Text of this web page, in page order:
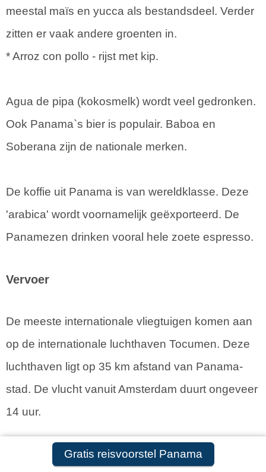
Gratis reisvoorstel Panama
meestal maïs en yucca als bestandsdeel. Verder
zitten er vaak andere groenten in.
* Arroz con pollo - rijst met kip.
Agua de pipa (kokosmelk) wordt veel gedronken.
Ook Panama`s bier is populair. Baboa en
Soberana zijn de nationale merken.
De koffie uit Panama is van wereldklasse. Deze
'arabica' wordt voornamelijk geëxporteerd. De
Panamezen drinken vooral hele zoete espresso.
Vervoer
De meeste internationale vliegtuigen komen aan
op de internationale luchthaven Tocumen. Deze
luchthaven ligt op 35 km afstand van Panama-
stad. De vlucht vanuit Amsterdam duurt ongeveer
14 uur.
Er zijn in Panama behoorlijk wat vliegvelden en